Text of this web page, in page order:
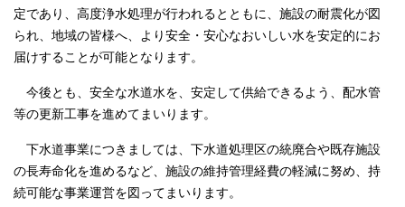
定であり、高度浄水処理が行われるとともに、施設の耐震化が図
られ、地域の皆様へ、より安全・安心なおいしい水を安定的にお
届けすることが可能となります。
今後とも、安全な水道水を、安定して供給できるよう、配水管
等の更新工事を進めてまいります。
下水道事業につきましては、下水道処理区の統廃合や既存施設
の長寿命化を進めるなど、施設の維持管理経費の軽減に努め、持
続可能な事業運営を図ってまいります。